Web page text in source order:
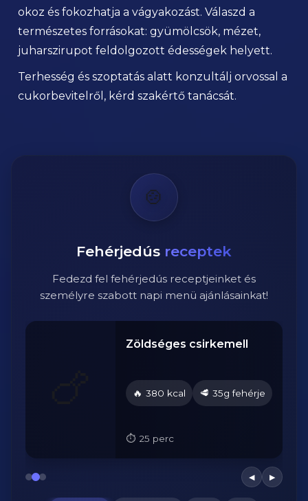
okoz és fokozhatja a vágyakozást. Válaszd a
természetes forrásokat: gyümölcsök, mézet,
juharszirupot feldolgozott édességek helyett.
Terhesség és szoptatás alatt konzultálj orvossal a
cukorbevitelről, kérd szakértő tanácsát.
🍲
Fehérjedús receptek
Fedezd fel fehérjedús receptjeinket és
személyre szabott napi menü ajánlásainkat!
Zöldséges csirkemell
🔥 380 kcal 🥩 35g fehérje
25 perc
◀ ▶